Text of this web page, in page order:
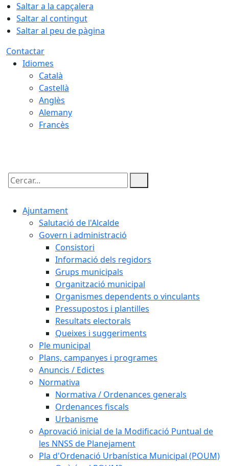
Saltar a la capçalera
Saltar al contingut
Saltar al peu de pàgina
Contactar
Idiomes
Català
Castellà
Anglès
Alemany
Francès
Cercar:
Ajuntament
Salutació de l'Alcalde
Govern i administració
Consistori
Informació dels regidors
Grups municipals
Organització municipal
Organismes dependents o vinculants
Pressupostos i plantilles
Resultats electorals
Queixes i suggeriments
Ple municipal
Plans, campanyes i programes
Anuncis / Edictes
Normativa
Normativa / Ordenances generals
Ordenances fiscals
Urbanisme
Aprovació inicial de la Modificació Puntual de
les NNSS de Planejament
Pla d'Ordenació Urbanística Municipal (POUM)